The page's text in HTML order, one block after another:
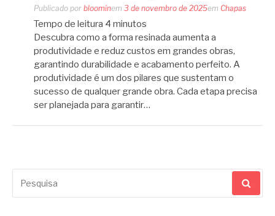
Publicado por bloominem 3 de novembro de 2025em Chapas
Tempo de leitura 4 minutos
Descubra como a forma resinada aumenta a
produtividade e reduz custos em grandes obras,
garantindo durabilidade e acabamento perfeito. A
produtividade é um dos pilares que sustentam o
sucesso de qualquer grande obra. Cada etapa precisa
ser planejada para garantir…
por: